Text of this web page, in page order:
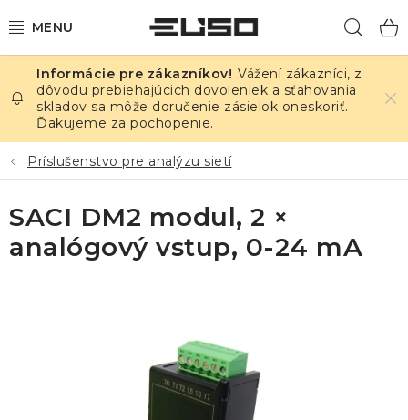
na
ELEKTRINA
TEPLOTA A VLHKOSŤ
TLAK A ÚNIKY
ZÁZNAMNÍKY
Vážení zákazníci, z
dôvodu prebiehajúcich dovoleniek a sťahovania
skladov sa môže doručenie zásielok oneskoriť.
Ďakujeme za pochopenie.
Príslušenstvo pre analýzu sietí
SACI DM2 modul, 2 ×
analógový vstup, 0-24 mA